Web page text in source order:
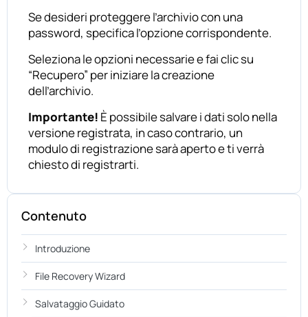
Se desideri proteggere l’archivio con una
password, specifica l’opzione corrispondente.
Seleziona le opzioni necessarie e fai clic su
“Recupero” per iniziare la creazione
dell’archivio.
Importante! È possibile salvare i dati solo nella
versione registrata, in caso contrario, un
modulo di registrazione sarà aperto e ti verrà
chiesto di registrarti.
Contenuto
Introduzione
File Recovery Wizard
Salvataggio Guidato